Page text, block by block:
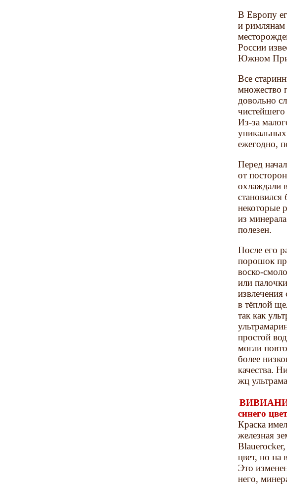
В Европу
и римлянам
России
Южном
Все
множество
довольно
чистейшего
Из-за
ежегодно,
Перед
от
охлаждали
некоторые
из
полезен.
После его
порошок
воско-
или
в тёплой
так как
простой
могли
более
качества.
жц
синего
Краска
железная
цвет, но на
Это
него,